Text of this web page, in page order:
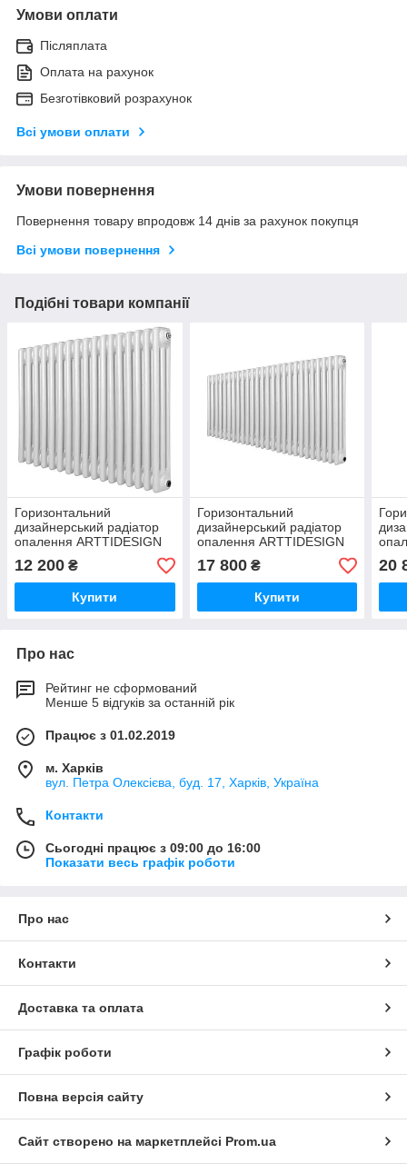
Умови оплати
Післяплата
Оплата на рахунок
Безготівковий розрахунок
Всі умови оплати
Умови повернення
Повернення товару впродовж 14 днів за рахунок покупця
Всі умови повернення
Подібні товари компанії
Горизонтальний
дизайнерський радіатор
опалення ARTTIDESIGN
Bari III G 17/600/785/50
білий матовий
12 200 ₴
Купити
Горизонтальний
дизайнерський радіатор
опалення ARTTIDESIGN
Bari III G 26/600/1190/50
білий матовий
17 800₴
Купити
Bari
20
Про нас
Рейтинг не сформований
Менше 5 відгуків за останній рік
Працює з 01.02.2019
м. Харків
вул. Петра Олексієва, буд. 17, Харків, Україна
Контакти
Сьогодні працює з 09:00 до 16:00
Показати весь графік роботи
Про нас
Контакти
Доставка та оплата
Графік роботи
Повна версія сайту
Сайт створено на маркетплейсі Prom.ua